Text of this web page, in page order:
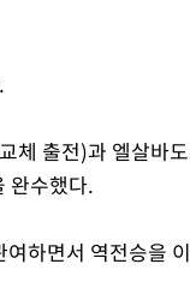
체 출전)과 엘살바
완수했다.
하면서 역전승을